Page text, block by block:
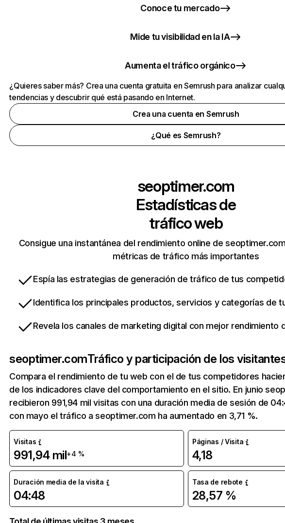
Conoce tu mercado
Mide tu visibilidad en la IA
Aumenta el tráfico orgánico
¿Quieres saber más? Crea una cuenta gratuita en Semrush para analizar
tendencias y descubrir qué está pasando en Internet.
Crea una cuenta en Semrush
¿Qué es Semrush?
seoptimer.com
Estadísticas de
tráfico web
Consigue una instantánea del rendimiento online de
métricas de tráfico más importantes
Espía las estrategias de generación de tráfico de tus
Identifica los principales productos, servicios y categorías de
Revela los canales de marketing digital con mejor rendimiento
seoptimer.comTráfico y participación de los
Compara el rendimiento de tu web con el de tus competidores
de los indicadores clave del comportamiento en el sitio. En junio
recibieron 991,94 mil visitas con una duración media de sesión de
con mayo el tráfico a seoptimer.com ha aumentado en 3,71 %.
Visitas
991,94 mil+4 %
Páginas / Visita
4,18
Duración media de la visita
04:48
Tasa de rebote
28,57 %